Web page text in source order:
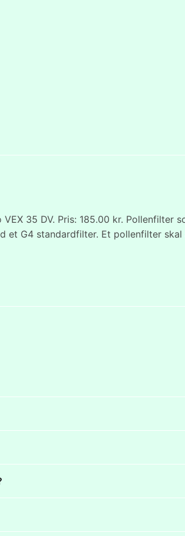
35 DV. Pris: 185.00 kr. Pollenfilter
G4 standardfilter. Et pollenfilter skal